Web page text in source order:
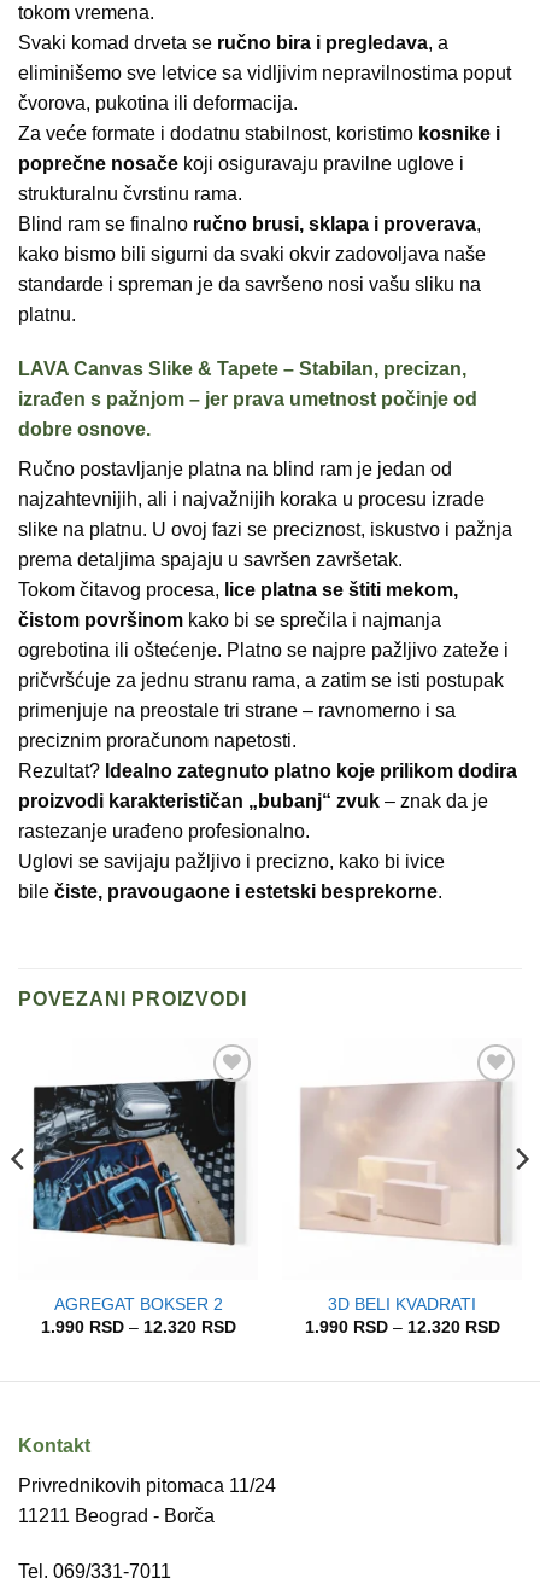
tokom vremena.
Svaki komad drveta se ručno bira i pregledava, a
eliminišemo sve letvice sa vidljivim nepravilnostima poput
čvorova, pukotina ili deformacija.
Za veće formate i dodatnu stabilnost, koristimo kosnike i
poprečne nosače koji osiguravaju pravilne uglove i
strukturalnu čvrstinu rama.
Blind ram se finalno ručno brusi, sklapa i proverava,
kako bismo bili sigurni da svaki okvir zadovoljava naše
standarde i spreman je da savršeno nosi vašu sliku na
platnu.
LAVA Canvas Slike & Tapete – Stabilan, precizan,
izrađen s pažnjom – jer prava umetnost počinje od
dobre osnove.
Ručno postavljanje platna na blind ram je jedan od
najzahtevnijih, ali i najvažnijih koraka u procesu izrade
slike na platnu. U ovoj fazi se preciznost, iskustvo i pažnja
prema detaljima spajaju u savršen završetak.
Tokom čitavog procesa, lice platna se štiti mekom,
čistom površinom kako bi se sprečila i najmanja
ogrebotina ili oštećenje. Platno se najpre pažljivo zateže i
pričvršćuje za jednu stranu rama, a zatim se isti postupak
primenjuje na preostale tri strane – ravnomerno i sa
preciznim proračunom napetosti.
Rezultat? Idealno zategnuto platno koje prilikom dodira
proizvodi karakterističan „bubanj“ zvuk – znak da je
rastezanje urađeno profesionalno.
Uglovi se savijaju pažljivo i precizno, kako bi ivice
bile čiste, pravougaone i estetski besprekorne.
POVEZANI PROIZVODI
Add to
wishlist
AGREGAT BOKSER 2
1.990 RSD – 12.320 RSDRaspon
3D BELI KVADRATI
1.990 RSD – 12.320 RSD
Kontakt
Privrednikovih pitomaca 11/24
11211 Beograd - Borča
Tel. 069/331-7011